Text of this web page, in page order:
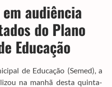
audiência
do Plano
Educação
de Educação (Semed), a
na manhã desta quinta-